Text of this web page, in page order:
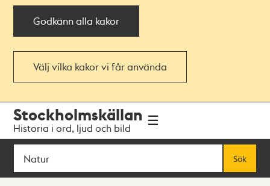
Godkänn alla kakor
Välj vilka kakor vi får använda
navigationen
huvudinnehållet
Stockholmskällan
Historia i ord, ljud och bild
Sök
Sök